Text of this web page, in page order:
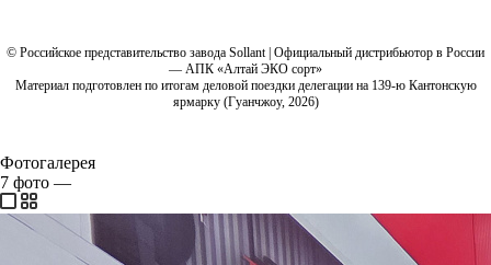
© Российское представительство завода Sollant | Официальный дистрибьютор в России
— АПК «Алтай ЭКО сорт»
Материал подготовлен по итогам деловой поездки делегации на 139-ю Кантонскую
ярмарку (Гуанчжоу, 2026)
Фотогалерея
7 фото —